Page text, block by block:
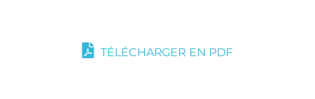
TÉLÉCHARGER EN PDF